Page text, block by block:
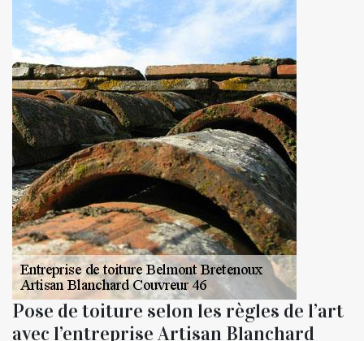
Pose de toiture selon les règles de l’art
avec l’entreprise Artisan Blanchard